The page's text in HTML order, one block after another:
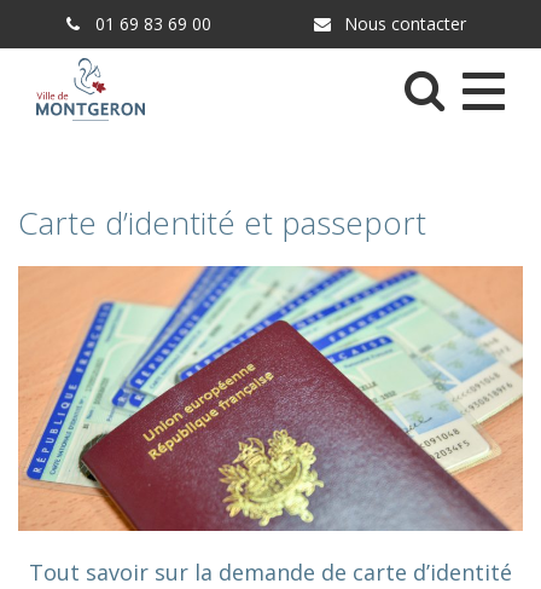
01 69 83 69 00 Nous contacter
Menu
Carte d’identité et passeport
Tout savoir sur la demande de carte d’identité